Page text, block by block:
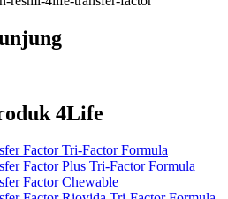
4Life
Factor Tri-Factor Formula
Factor Plus Tri-Factor Formula
Factor Chewable